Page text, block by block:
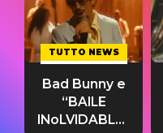
TUTTO NEWS
Bad Bunny e
“BAILE
INoLVIDABLE”: